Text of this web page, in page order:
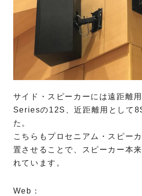
サイド・スピーカーには遠距離
Seriesの12S、近距離用として
た。
こちらもプロセニアム・スピー
置させることで、スピーカー本
れています。
Web：